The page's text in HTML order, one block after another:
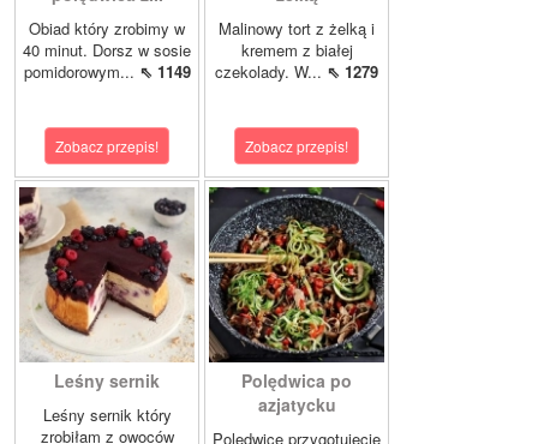
Obiad który zrobimy w
40 minut. Dorsz w sosie
pomidorowym... ⇖ 1149
Zobacz przepis!
Malinowy tort z żelką i
kremem z białej
czekolady. W... ⇖ 1279
Zobacz przepis!
Leśny sernik
Leśny sernik który
zrobiłam z owoców
Polędwica po
azjatycku
Polędwicę przygotujecie